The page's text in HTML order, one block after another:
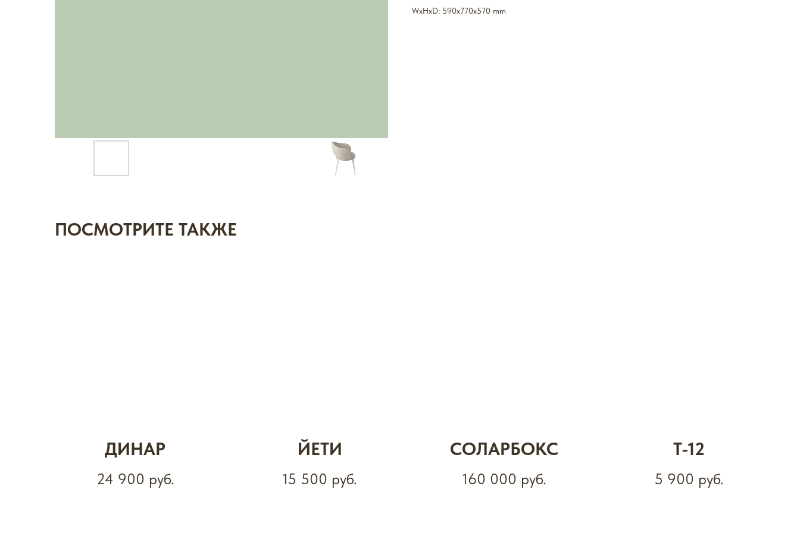
WxHxD: 590x770x570 mm
ПОСМОТРИТЕ ТАКЖЕ
ДИНАР
24 900 руб.
ЙЕТИ
15 500 руб.
СОЛАРБОКС
160 000 руб.
Т-12
5 900 руб.